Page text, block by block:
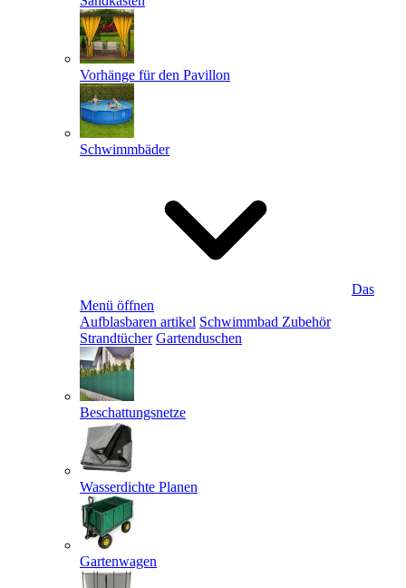
Vorhänge für den Pavillon
Schwimmbäder
Das
Menü öffnen
Aufblasbaren artikel Schwimmbad Zubehör
Strandtücher Gartenduschen
Beschattungsnetze
Wasserdichte Planen
Gartenwagen